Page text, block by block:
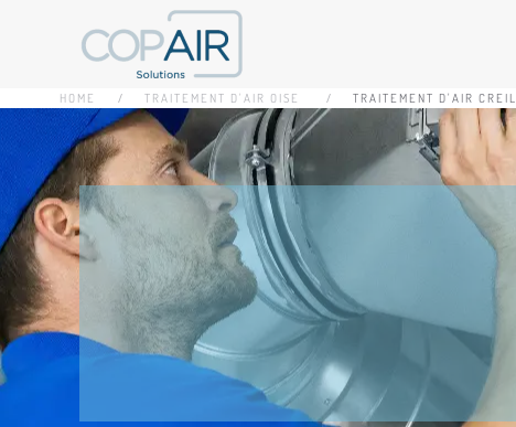
Accéder au contenu principal
HOME TRAITEMENT D'AIR OISE TRAITEMENT D'AIR CREIL